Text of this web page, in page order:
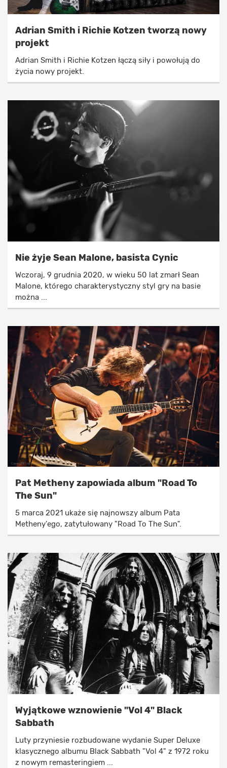
Adrian Smith i Richie Kotzen tworzą nowy
projekt
Adrian Smith i Richie Kotzen łączą siły i powołują do
życia nowy projekt.
Nie żyje Sean Malone, basista Cynic
Wczoraj, 9 grudnia 2020, w wieku 50 lat zmarł Sean
Malone, którego charakterystyczny styl gry na basie
można ...
Pat Metheny zapowiada album "Road To
The Sun"
5 marca 2021 ukaże się najnowszy album Pata
Metheny'ego, zatytułowany "Road To The Sun".
Wyjątkowe wznowienie "Vol 4" Black
Sabbath
Luty przyniesie rozbudowane wydanie Super Deluxe
klasycznego albumu Black Sabbath "Vol 4" z 1972 roku
z nowym remasteringiem ...